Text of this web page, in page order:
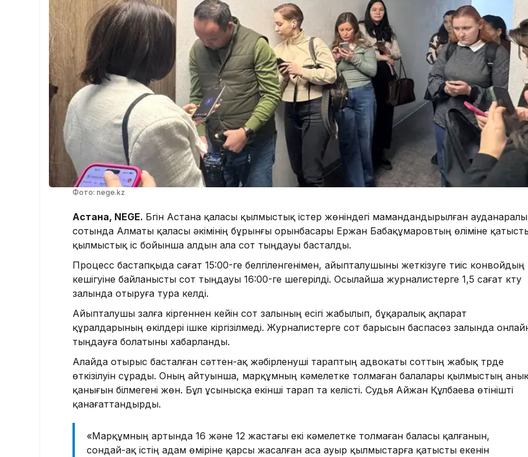
Фото: nege.kz
Астана, NEGE. Бүгін Астана қаласы қылмыстық істер жөніндегі мамандандырылған
сотында Алматы қаласы әкімінің бұрынғы орынбасары Ержан Бабақұмаровтың өліміне
қылмыстық іс бойынша алдын ала сот тыңдауы басталды.
Процесс бастапқыда сағат 15:00-ге белгіленгенімен, айыпталушыны жеткізуге тиіс конвойдың
кешігуіне байланысты сот тыңдауы 16:00-ге шегерілді. Осылайша журналистерге 1,5 сағат күту
залында отыруға тура келді.
Айыпталушы залға кіргеннен кейін сот залының есігі жабылып, бұқаралық ақпарат
құралдарының өкілдері ішке кіргізілмеді. Журналистерге сот барысын баспасөз залында
тыңдауға болатыны хабарланды.
Алайда отырыс басталған сәттен-ақ жәбірленуші тараптың адвокаты соттың жабық түрде
өткізілуін сұрады. Оның айтуынша, марқұмның кәмелетке толмаған балалары қылмыстың
қанығын білмегені жөн. Бұл ұсынысқа екінші тарап та келісті. Судья Айжан Құлбаева өтінішті
қанағаттандырды.
«Марқұмның артында 16 және 12 жастағы екі кәмелетке толмаған баласы қалғанын,
сондай-ақ істің адам өміріне қарсы жасалған аса ауыр қылмыстарға қатысты екенін